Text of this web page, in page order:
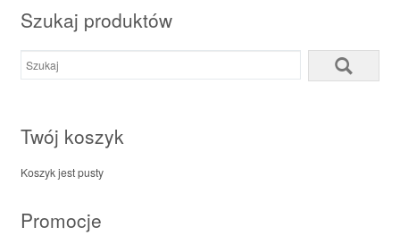
Szukaj produktów
Twój koszyk
Koszyk jest pusty
Promocje